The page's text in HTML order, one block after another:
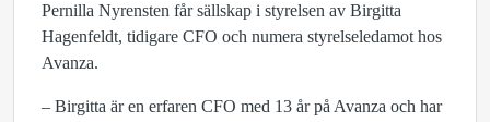
Pernilla Nyrensten får sällskap i styrelsen av Birgitta
Hagenfeldt, tidigare CFO och numera styrelseledamot hos
Avanza.
– Birgitta är en erfaren CFO med 13 år på Avanza och har